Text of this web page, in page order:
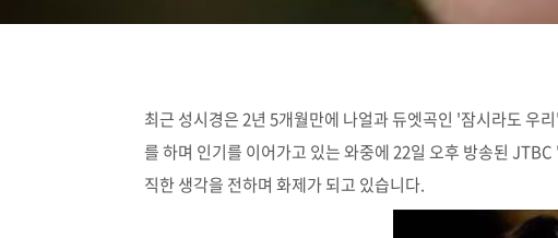
최근 성시경은 2년 5개월만에 나얼과 듀엣곡인 '잠시라도 우
를 하며 인기를 이어가고 있는 와중에 22일 오후 방송된
직한 생각을 전하며 화제가 되고 있습니다.